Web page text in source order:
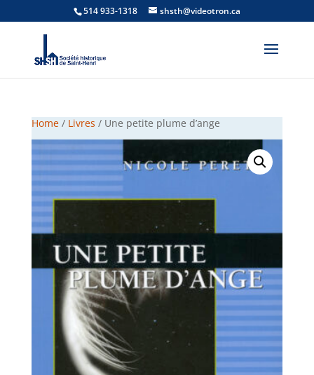
514 933-1318 shsth@videotron.ca
Home/ Livres / Une petite plume d’ange